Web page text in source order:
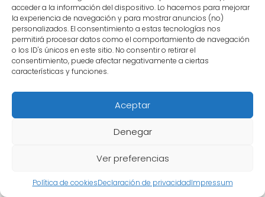
acceder a la información del dispositivo. Lo hacemos para mejorar
la experiencia de navegación y para mostrar anuncios (no)
personalizados. El consentimiento a estas tecnologías nos
permitirá procesar datos como el comportamiento de navegación
o los ID's únicos en este sitio. No consentir o retirar el
consentimiento, puede afectar negativamente a ciertas
características y funciones.
Aceptar
Denegar
Ver preferencias
Política de cookiesDeclaración de privacidadImpressum
categoria-Gohan.
¿Dónde está ahora?
Dragon Ball, una de las series de anime más